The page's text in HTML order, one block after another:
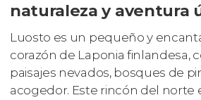
naturaleza y aventura
Luosto es un pequeño y
corazón de Laponia finlandesa,
paisajes nevados, bosques de
acogedor. Este rincón del norte